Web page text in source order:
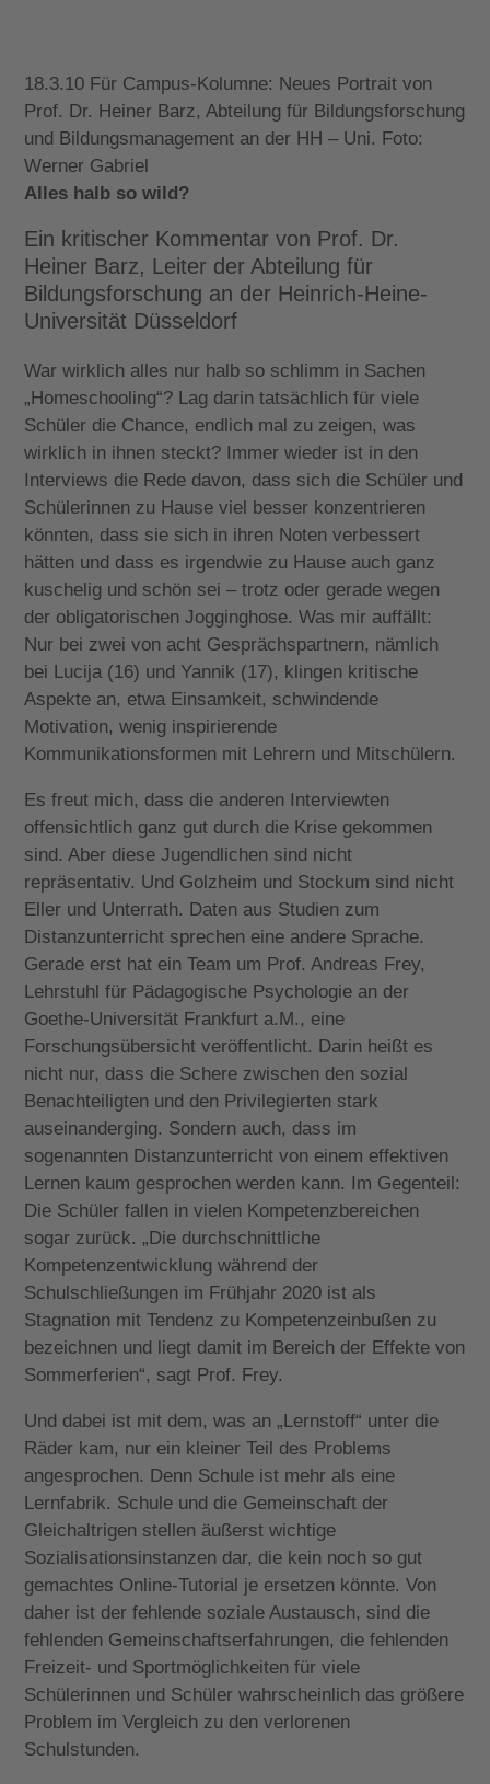
18.3.10 Für Campus-Kolumne: Neues Portrait von
Prof. Dr. Heiner Barz, Abteilung für Bildungsforschung
und Bildungsmanagement an der HH – Uni. Foto:
Werner Gabriel
Alles halb so wild?
Ein kritischer Kommentar von Prof. Dr.
Heiner Barz, Leiter der Abteilung für
Bildungsforschung an der Heinrich-Heine-
Universität Düsseldorf
War wirklich alles nur halb so schlimm in Sachen
„Homeschooling“? Lag darin tatsächlich für viele
Schüler die Chance, endlich mal zu zeigen, was
wirklich in ihnen steckt? Immer wieder ist in den
Interviews die Rede davon, dass sich die Schüler und
Schülerinnen zu Hause viel besser konzentrieren
könnten, dass sie sich in ihren Noten verbessert
hätten und dass es irgendwie zu Hause auch ganz
kuschelig und schön sei – trotz oder gerade wegen
der obligatorischen Jogginghose. Was mir auffällt:
Nur bei zwei von acht Gesprächspartnern, nämlich
bei Lucija (16) und Yannik (17), klingen kritische
Aspekte an, etwa Einsamkeit, schwindende
Motivation, wenig inspirierende
Kommunikationsformen mit Lehrern und Mitschülern.
Es freut mich, dass die anderen Interviewten
offensichtlich ganz gut durch die Krise gekommen
sind. Aber diese Jugendlichen sind nicht
repräsentativ. Und Golzheim und Stockum sind nicht
Eller und Unterrath. Daten aus Studien zum
Distanzunterricht sprechen eine andere Sprache.
Gerade erst hat ein Team um Prof. Andreas Frey,
Lehrstuhl für Pädagogische Psychologie an der
Goethe-Universität Frankfurt a.M., eine
Forschungsübersicht veröffentlicht. Darin heißt es
nicht nur, dass die Schere zwischen den sozial
Benachteiligten und den Privilegierten stark
auseinanderging. Sondern auch, dass im
sogenannten Distanzunterricht von einem effektiven
Lernen kaum gesprochen werden kann. Im Gegenteil:
Die Schüler fallen in vielen Kompetenzbereichen
sogar zurück. „Die durchschnittliche
Kompetenzentwicklung während der
Schulschließungen im Frühjahr 2020 ist als
Stagnation mit Tendenz zu Kompetenzeinbußen zu
bezeichnen und liegt damit im Bereich der Effekte von
Sommerferien“, sagt Prof. Frey.
Und dabei ist mit dem, was an „Lernstoff“ unter die
Räder kam, nur ein kleiner Teil des Problems
angesprochen. Denn Schule ist mehr als eine
Lernfabrik. Schule und die Gemeinschaft der
Gleichaltrigen stellen äußerst wichtige
Sozialisationsinstanzen dar, die kein noch so gut
gemachtes Online-Tutorial je ersetzen könnte. Von
daher ist der fehlende soziale Austausch, sind die
fehlenden Gemeinschaftserfahrungen, die fehlenden
Freizeit- und Sportmöglichkeiten für viele
Schülerinnen und Schüler wahrscheinlich das größere
Problem im Vergleich zu den verlorenen
Schulstunden.